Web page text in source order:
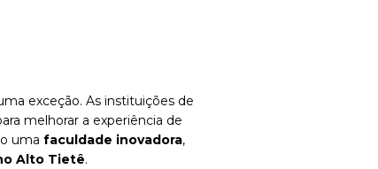
exceção. As instituições de
melhorar a experiência de
uma faculdade inovadora,
Alto Tietê.